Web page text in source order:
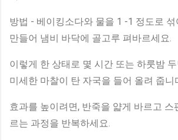
방법 - 베이킹소다와 물을 1 -1 정도로
만들어 냄비 바닥에 골고루 펴바르세요.
이렇게 한 상태로 몇 시간 또는 하룻밤
미세한 마찰이 탄 자국을 들어 올려 줍니
효과를 높이려면, 반죽을 얇게 바르고 스
르는 과정을 반복하세요.